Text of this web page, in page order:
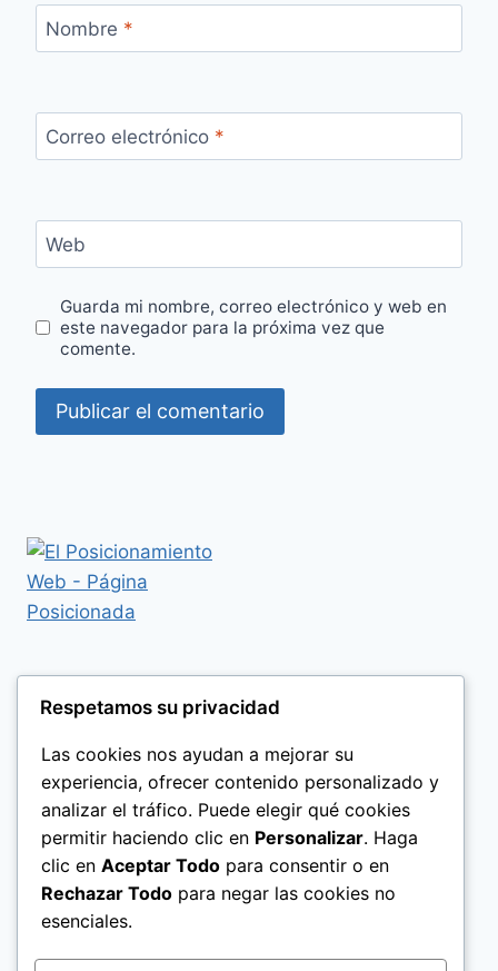
Nombre *
Correo electrónico *
Web
Guarda mi nombre, correo electrónico y web en
este navegador para la próxima vez que
comente.
Respetamos su privacidad
Las cookies nos ayudan a mejorar su
experiencia, ofrecer contenido personalizado y
analizar el tráfico. Puede elegir qué cookies
permitir haciendo clic en Personalizar. Haga
clic en Aceptar Todo para consentir o en
Rechazar Todo para negar las cookies no
esenciales.